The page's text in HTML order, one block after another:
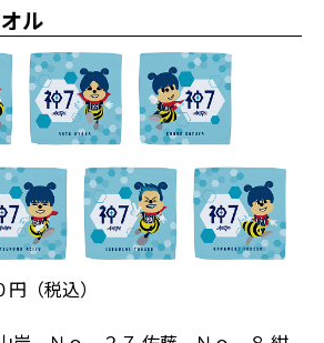
ル
（税込）